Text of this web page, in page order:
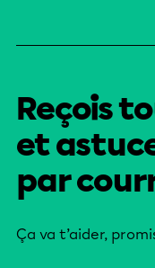
Reçois
et
par
Ça va t’aider,